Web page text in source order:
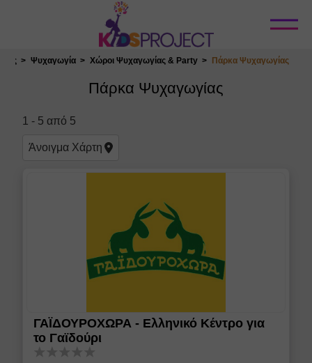
Κλείσιμο
Βιωματικά και Ψυχαγωγικά
Πάρκα
Ακύρωση Φίλτρων
Ψυχαγωγία Χώροι Ψυχαγωγίας & Party Πάρκα Ψυχαγωγίας
Πάρκα Ψυχαγωγίας
1 - 5 από 5
Άνοιγμα Χάρτη
ΓΑΪΔΟΥΡΟΧΩΡΑ - Ελληνικό Κέντρο για
το Γαϊδούρι